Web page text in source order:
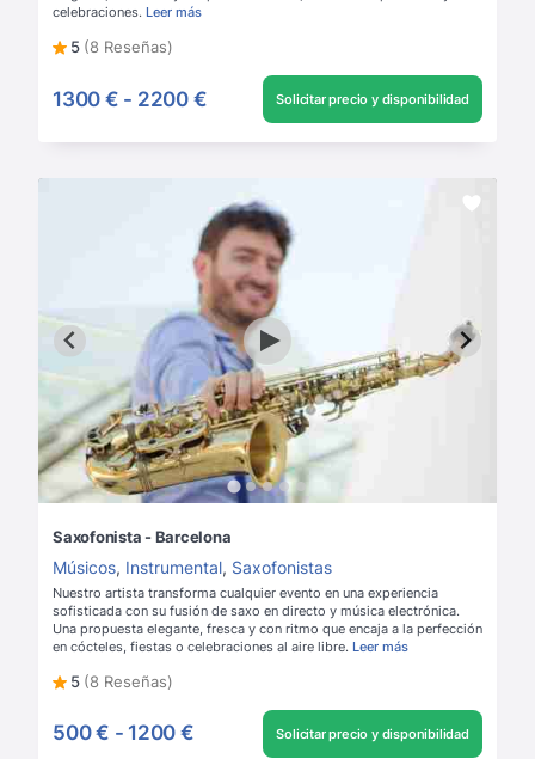
celebraciones. Leer más
5 (8 Reseñas)
1300 € - 2200 € Solicitar precio y disponibilidad
Saxofonista - Barcelona
Músicos, Instrumental, Saxofonistas
Nuestro artista transforma cualquier evento en una experiencia
sofisticada con su fusión de saxo en directo y música electrónica.
Una propuesta elegante, fresca y con ritmo que encaja a la perfección
en cócteles, fiestas o celebraciones al aire libre. Leer más
5 (8 Reseñas)
500 € - 1200 € Solicitar precio y disponibilidad